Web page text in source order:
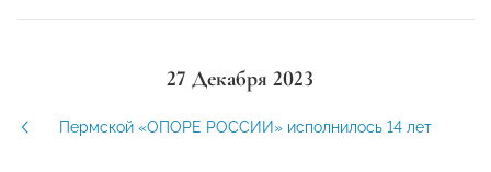
27 Декабря 2023
Пермской «ОПОРЕ РОССИИ» исполнилось 14 лет